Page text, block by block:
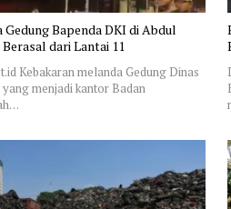
Gedung Bapenda DKI di Abdul
dari Lantai 11
Kebakaran melanda Gedung Dinas
menjadi kantor Badan